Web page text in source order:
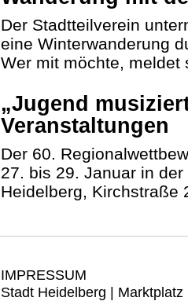
Der Stadtteilverein
eine Winterwanderung
Wer mit möchte,
„Jugend
Veranstaltungen
Der 60.
27. bis 29. Januar in
Heidelberg, Kirchstraße
IMPRESSUM
Stadt Heidelberg |